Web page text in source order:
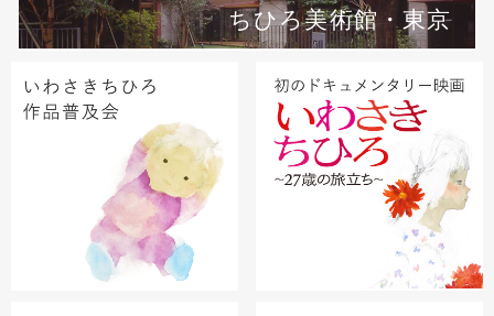
ちひろ美術館・東京